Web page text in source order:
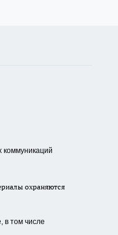
охраняются
в том числе